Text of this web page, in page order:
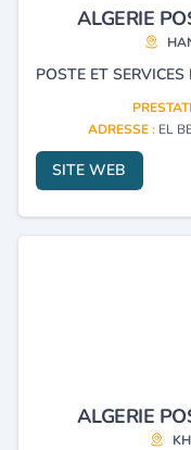
ALGERIE
ADRESSE : EL
SITE WEB
ALGERIE